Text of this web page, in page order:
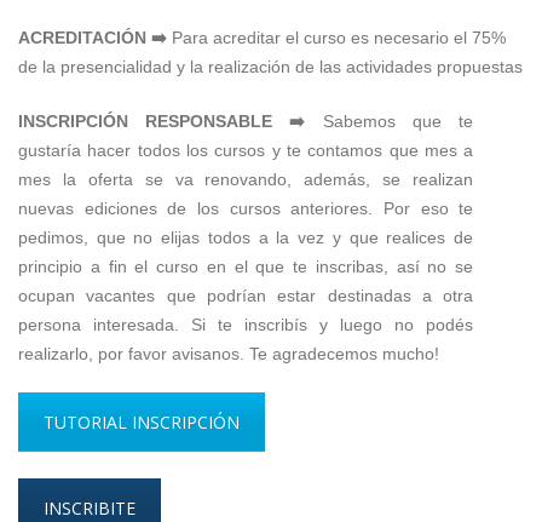
ACREDITACIÓN ➡️ Para acreditar el curso es necesario el 75%
de la presencialidad y la realización de las actividades propuestas
INSCRIPCIÓN RESPONSABLE ➡️ Sabemos que te
gustaría hacer todos los cursos y te contamos que mes a
mes la oferta se va renovando, además, se realizan
nuevas ediciones de los cursos anteriores. Por eso te
pedimos, que no elijas todos a la vez y que realices de
principio a fin el curso en el que te inscribas, así no se
ocupan vacantes que podrían estar destinadas a otra
persona interesada. Si te inscribís y luego no podés
realizarlo, por favor avisanos. Te agradecemos mucho!
TUTORIAL INSCRIPCIÓN
INSCRIBITE